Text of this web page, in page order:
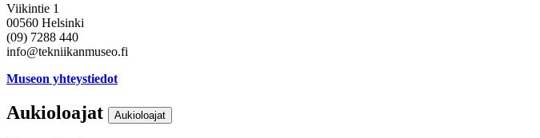
Viikintie 1
00560 Helsinki
(09) 7288 440
info@tekniikanmuseo.fi
Museon yhteystiedot
Aukioloajat Aukioloajat